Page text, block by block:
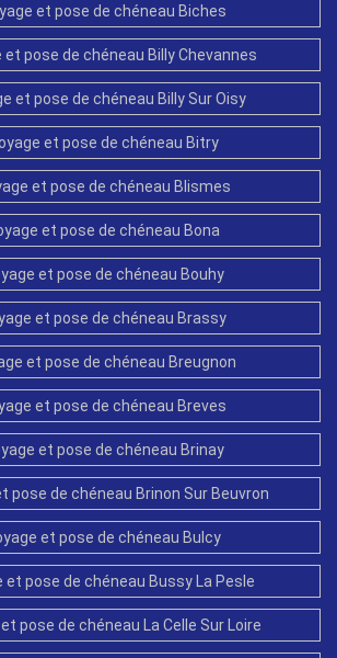
et pose de chéneau Biches
et pose de chéneau Billy Chevannes
et pose de chéneau Billy Sur Oisy
et pose de chéneau Bitry
et pose de chéneau Blismes
et pose de chéneau Bona
et pose de chéneau Bouhy
et pose de chéneau Brassy
et pose de chéneau Breugnon
et pose de chéneau Breves
et pose de chéneau Brinay
pose de chéneau Brinon Sur Beuvron
et pose de chéneau Bulcy
et pose de chéneau Bussy La Pesle
pose de chéneau La Celle Sur Loire